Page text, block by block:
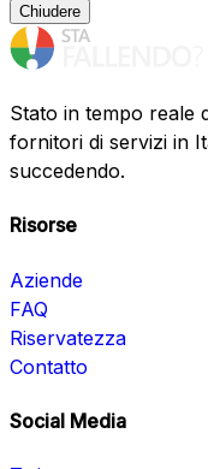
Chiudere
Stato in tempo reale
fornitori di servizi in
succedendo.
Risorse
Aziende
FAQ
Riservatezza
Contatto
Social Media